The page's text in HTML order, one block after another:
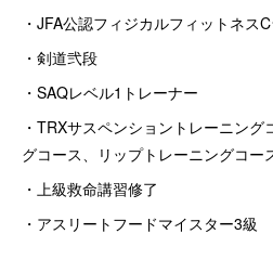
・JFA公認フィジカルフィットネス
・剣道弐段
・SAQレベル1トレーナー
・TRXサスペンショントレーニン
グコース、リップトレーニングコー
・上級救命講習修了
・アスリートフードマイスター3級